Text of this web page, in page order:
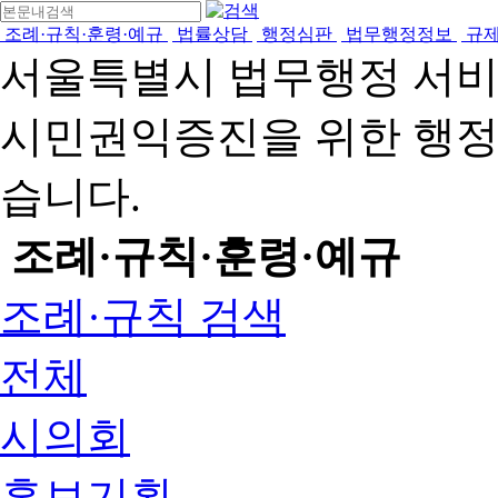
조례·규칙·훈령·예규 법률상담 행정심판 법무행정정보 규
서울특별시 법무행정 서
시민권익증진을 위한 행
습니다.
조례·규칙·훈령·예규
조례·규칙 검색
전체
시의회